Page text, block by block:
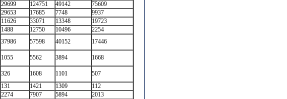
29699 124751 49142
75609
29653 17685 7748
9937
11626 33071 13348
19723
1488 12750 10496
2254
37986 57598 40152
17446
1055 5562 3894
1668
326 1608 1101
507
131 1421 1309
112
2274 7907 5894
2013